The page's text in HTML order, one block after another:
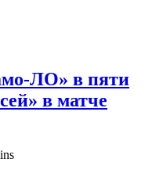
ЛО» в пяти
в матче